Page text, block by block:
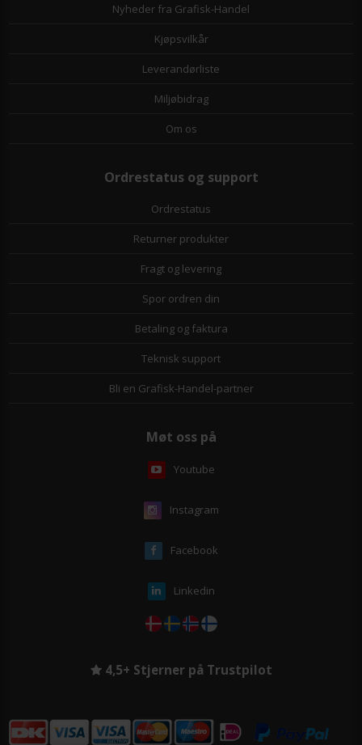
Nyheder fra Grafisk-Handel
Kjøpsvilkår
Leverandørliste
Miljøbidrag
Om os
Ordrestatus og support
Ordrestatus
Returner produkter
Fragt og levering
Spor ordren din
Betaling og faktura
Teknisk support
Bli en Grafisk-Handel-partner
Møt oss på
Youtube
Instagram
Facebook
Linkedin
4,5+ Stjerner på Trustpilot